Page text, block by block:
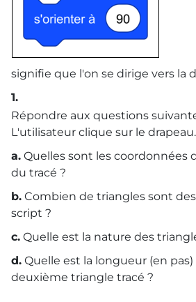
signifie que l'on se dirige vers la
1.
Répondre aux questions
L'utilisateur clique sur le drapeau.
a. Quelles sont les coordonnées
du tracé ?
b. Combien de triangles sont
script ?
c. Quelle est la nature des
d. Quelle est la longueur (en
deuxième triangle tracé ?